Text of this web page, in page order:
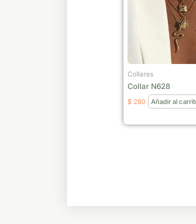
Collares
Collar N628
$ 280 Añadir al